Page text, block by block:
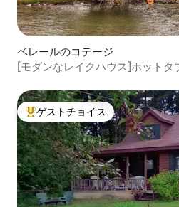
ベレールのコテージ
[モダンなレイクハウス]ホットタ
大好評のゲストチョイスです。
ゲストチョイス